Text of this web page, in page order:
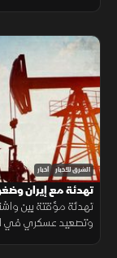
الشرق للأخبار أخبار
تهدئة مع إيران
تهدئة مؤقتة بين
وتصعيد عسكري في